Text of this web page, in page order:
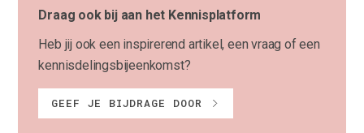
Draag ook bij aan het Kennisplatform
Heb jij ook een inspirerend artikel, een vraag of een
kennisdelingsbijeenkomst?
GEEF JE BIJDRAGE DOOR